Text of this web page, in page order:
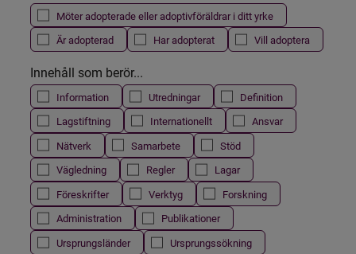
Möter adopterade eller adoptivföräldrar i ditt yrke
Är adopterad
Har adopterat Vill adoptera
Innehåll som berör...
Information Utredningar
Definition
Lagstiftning
Internationellt
Ansvar
Nätverk
Samarbete
Stöd
Vägledning
Regler
Lagar
Föreskrifter
Verktyg
Forskning
Administration
Publikationer
Ursprungsländer
Ursprungssökning